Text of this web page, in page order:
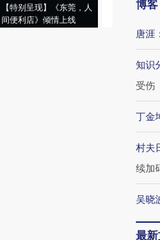
【特别呈现】《东莞，人
间便利店》倾情上线
会，让数智科
博客
唐涯 ：
知识
受伤
丁金
村夫
续加
吴晓
最